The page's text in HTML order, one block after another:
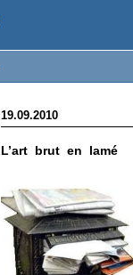
19.09.2010
L’art brut en lamé